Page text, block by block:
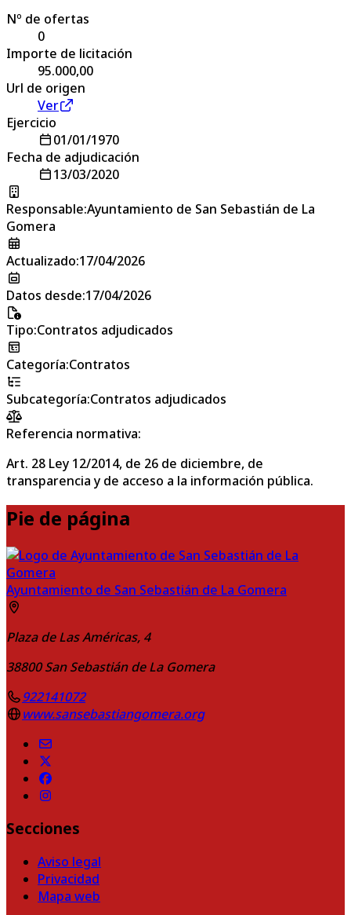
Nº de ofertas
0
Importe de licitación
95.000,00
Url de origen
Ver
Ejercicio
01/01/1970
Fecha de adjudicación
13/03/2020
Responsable:Ayuntamiento de San Sebastián de La
Gomera
Actualizado:17/04/2026
Datos desde:17/04/2026
Tipo:Contratos adjudicados
Categoría:Contratos
Subcategoría:Contratos adjudicados
Referencia normativa:
Art. 28 Ley 12/2014, de 26 de diciembre, de
transparencia y de acceso a la información pública.
Pie de página
Ayuntamiento de San Sebastián de La Gomera
Plaza de Las Américas, 4
38800 San Sebastián de La Gomera
922141072
www.sansebastiangomera.org
Secciones
Aviso legal
Privacidad
Mapa web